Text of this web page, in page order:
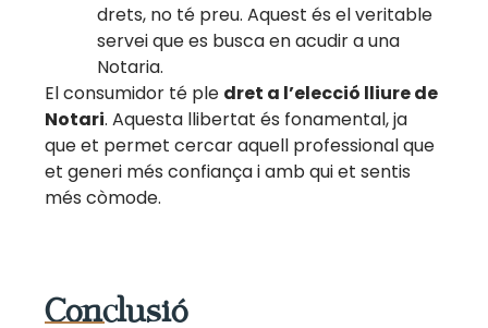
drets, no té preu. Aquest és el veritable
servei que es busca en acudir a una
Notaria.
El consumidor té ple dret a l’elecció lliure de
Notari. Aquesta llibertat és fonamental, ja
que et permet cercar aquell professional que
et generi més confiança i amb qui et sentis
més còmode.
Conclusió